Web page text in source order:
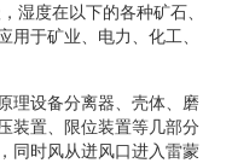
湿度在以下的各种矿石、
用于矿业、电力、化工、
理设备分离器、壳体、磨
装置、限位装置等几部分
同时风从迸风口进入雷蒙